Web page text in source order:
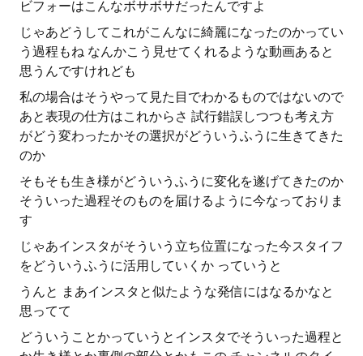
ビフォーはこんなボサボサだったんですよ
じゃあどうしてこれがこんなに綺麗になったのかってい
う過程もね なんかこう見せてくれるような動画あると
思うんですけれども
私の場合はそうやって見た目でわかるものではないので
あと表現の仕方はこれからさ 試行錯誤しつつも考え方
がどう変わったかその選択がどういうふうに生きてきた
のか
そもそも生き様がどういうふうに変化を遂げてきたのか
そういった過程そのものを届けるように今なっておりま
す
じゃあインスタがそういう立ち位置になった今スタイフ
をどういうふうに活用していくか っていうと
うんと まあインスタと似たような発信にはなるかなと
思ってて
どういうことかっていうとインスタでそういった過程と